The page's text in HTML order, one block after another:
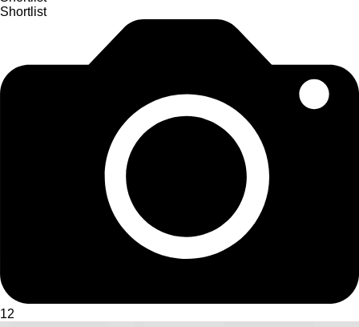
Shortlist
12